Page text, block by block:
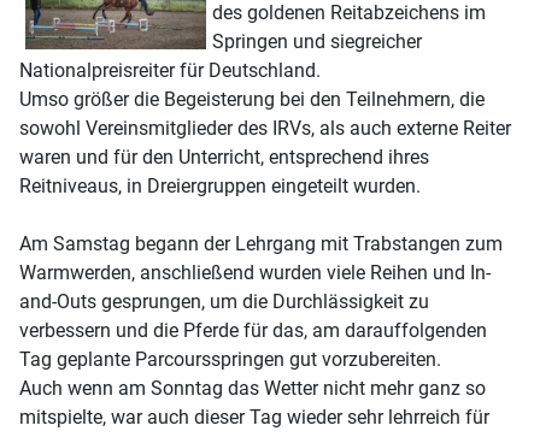
des goldenen Reitabzeichens im
Springen und siegreicher
Nationalpreisreiter für Deutschland.
Umso größer die Begeisterung bei den Teilnehmern, die
sowohl Vereinsmitglieder des IRVs, als auch externe Reiter
waren und für den Unterricht, entsprechend ihres
Reitniveaus, in Dreiergruppen eingeteilt wurden.
Am Samstag begann der Lehrgang mit Trabstangen zum
Warmwerden, anschließend wurden viele Reihen und In-
and-Outs gesprungen, um die Durchlässigkeit zu
verbessern und die Pferde für das, am darauffolgenden
Tag geplante Parcoursspringen gut vorzubereiten.
Auch wenn am Sonntag das Wetter nicht mehr ganz so
mitspielte, war auch dieser Tag wieder sehr lehrreich für